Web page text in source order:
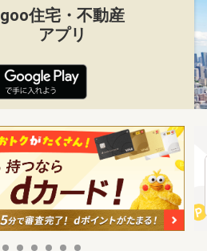
goo住宅・不動産
アプリ